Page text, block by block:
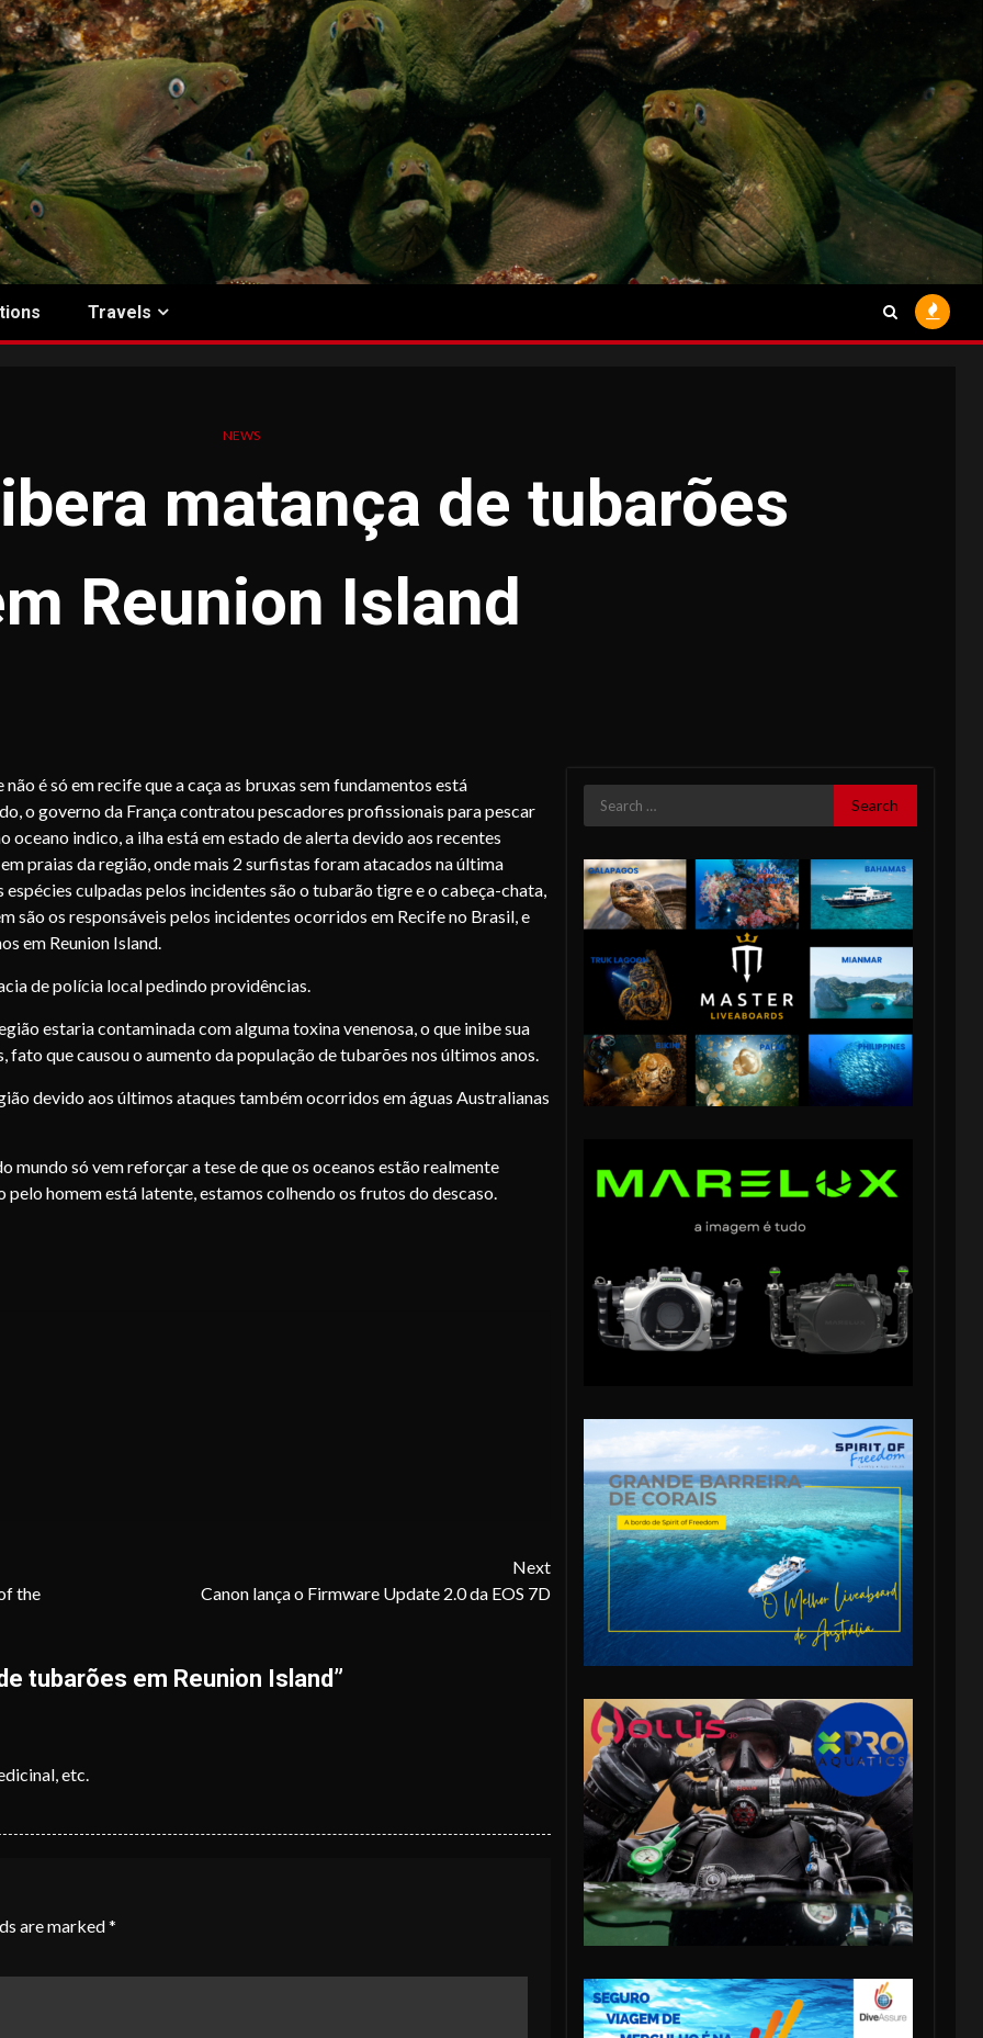
Travels
NEWS
matança de tubarões
Reunion Island
não é só em recife que a caça as bruxas sem fundamentos está
o governo da França contratou pescadores profissionais para pescar
oceano indico, a ilha está em estado de alerta devido aos recentes
praias da região, onde mais 2 surfistas foram atacados na última
espécies culpadas pelos incidentes são o tubarão tigre e o cabeça-chata,
são os responsáveis pelos incidentes ocorridos em Recife no Brasil, e
em Reunion Island.
de polícia local pedindo providências.
estaria contaminada com alguma toxina venenosa, o que inibe sua
fato que causou o aumento da população de tubarões nos últimos anos.
devido aos últimos ataques também ocorridos em águas Australianas
mundo só vem reforçar a tese de que os oceanos estão realmente
homem está latente, estamos colhendo os frutos do descaso.
the
Next
Canon lança o Firmware Update 2.0 da EOS 7D
tubarões em Reunion Island ”
etc.
are marked*
Search
for: